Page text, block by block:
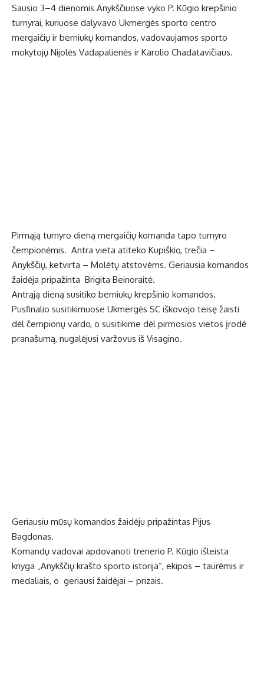
Sausio 3–4 dienomis Anykščiuose vyko P. Kūgio krepšinio
turnyrai, kuriuose dalyvavo Ukmergės sporto centro
mergaičių ir berniukų komandos, vadovaujamos sporto
mokytojų Nijolės Vadapalienės ir Karolio Chadatavičiaus.
Pirmąją turnyro dieną mergaičių komanda tapo turnyro
čempionėmis. Antra vieta atiteko Kupiškio, trečia –
Anykščių, ketvirta – Molėtų atstovėms. Geriausia komandos
žaidėja pripažinta Brigita Beinoraitė.
Antrąją dieną susitiko berniukų krepšinio komandos.
Pusfinalio susitikimuose Ukmergės SC iškovojo teisę žaisti
dėl čempionų vardo, o susitikime dėl pirmosios vietos įrodė
pranašumą, nugalėjusi varžovus iš Visagino.
Geriausiu mūsų komandos žaidėju pripažintas Pijus
Bagdonas.
Komandų vadovai apdovanoti trenerio P. Kūgio išleista
knyga „Anykščių krašto sporto istorija“, ekipos – taurėmis ir
medaliais, o geriausi žaidėjai – prizais.